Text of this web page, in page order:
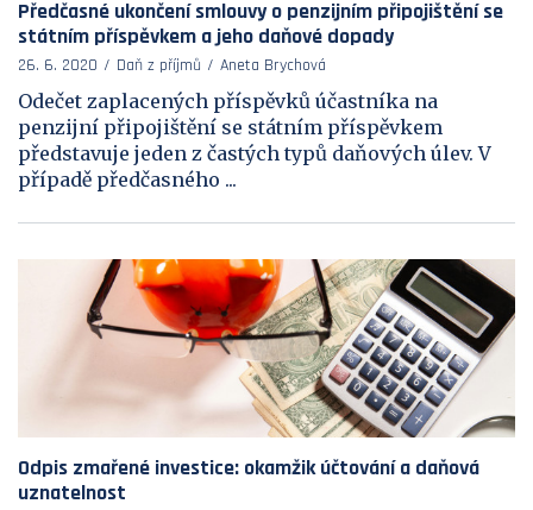
Předčasné ukončení smlouvy o penzijním připojištění se
státním příspěvkem a jeho daňové dopady
26. 6. 2020 Daň z příjmů Aneta Brychová
Odečet zaplacených příspěvků účastníka na
penzijní připojištění se státním příspěvkem
představuje jeden z častých typů daňových úlev. V
případě předčasného ...
Odpis zmařené investice: okamžik účtování a daňová
uznatelnost